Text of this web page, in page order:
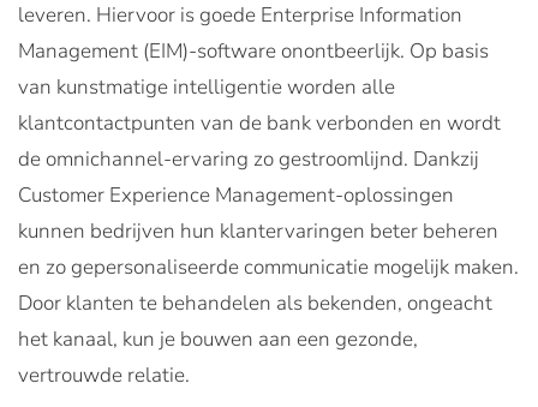
leveren. Hiervoor is goede Enterprise Information
Management (EIM)-software onontbeerlijk. Op basis
van kunstmatige intelligentie worden alle
klantcontactpunten van de bank verbonden en wordt
de omnichannel-ervaring zo gestroomlijnd. Dankzij
Customer Experience Management-oplossingen
kunnen bedrijven hun klantervaringen beter beheren
en zo gepersonaliseerde communicatie mogelijk maken.
Door klanten te behandelen als bekenden, ongeacht
het kanaal, kun je bouwen aan een gezonde,
vertrouwde relatie.